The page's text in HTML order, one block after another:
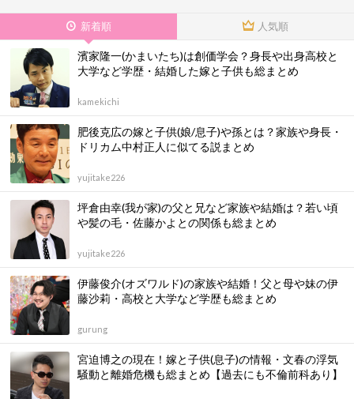
新着順 人気順
濱家隆一(かまいたち)は創価学会？身長や出身高校と
大学など学歴・結婚した嫁と子供も総まとめ
kamekichi
肥後克広の嫁と子供(娘/息子)や孫とは？家族や身長・
ドリカム中村正人に似てる説まとめ
yujitake226
坪倉由幸(我が家)の父と兄など家族や結婚は？若い頃
や髪の毛・佐藤かよとの関係も総まとめ
yujitake226
伊藤俊介(オズワルド)の家族や結婚！父と母や妹の伊
藤沙莉・高校と大学など学歴も総まとめ
gurung
宮迫博之の現在！嫁と子供(息子)の情報・文春の浮気
騒動と離婚危機も総まとめ【過去にも不倫前科あり】